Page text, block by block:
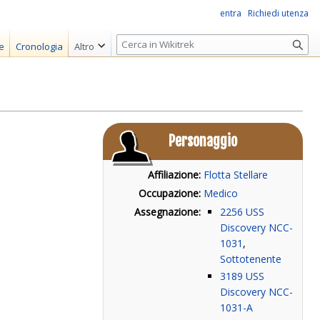
Personaggio
Affiliazione: Flotta Stellare
Occupazione: Medico
Assegnazione:
2256 USS
Discovery NCC-
1031 ,
Sottotenente
3189 USS
Discovery NCC-
1031-A
entra Richiedi utenza
Cronologia Altro
R
i
r
c
a